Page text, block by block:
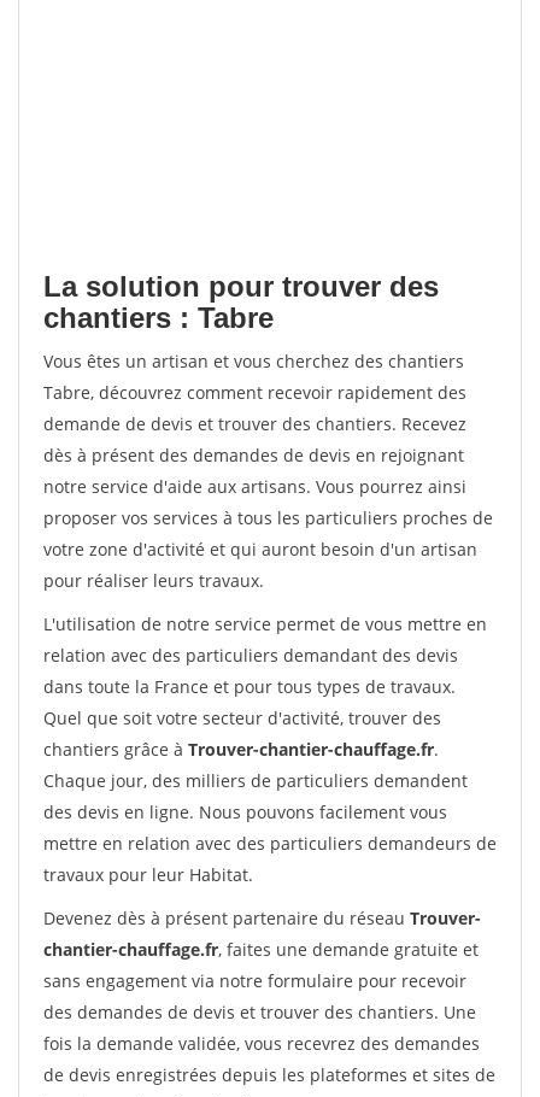
La solution pour trouver des
chantiers : Tabre
Vous êtes un artisan et vous cherchez des chantiers
Tabre, découvrez comment recevoir rapidement des
demande de devis et trouver des chantiers. Recevez
dès à présent des demandes de devis en rejoignant
notre service d'aide aux artisans. Vous pourrez ainsi
proposer vos services à tous les particuliers proches de
votre zone d'activité et qui auront besoin d'un artisan
pour réaliser leurs travaux.
L'utilisation de notre service permet de vous mettre en
relation avec des particuliers demandant des devis
dans toute la France et pour tous types de travaux.
Quel que soit votre secteur d'activité, trouver des
chantiers grâce à Trouver-chantier-chauffage.fr.
Chaque jour, des milliers de particuliers demandent
des devis en ligne. Nous pouvons facilement vous
mettre en relation avec des particuliers demandeurs de
travaux pour leur Habitat.
Devenez dès à présent partenaire du réseau Trouver-
chantier-chauffage.fr, faites une demande gratuite et
sans engagement via notre formulaire pour recevoir
des demandes de devis et trouver des chantiers. Une
fois la demande validée, vous recevrez des demandes
de devis enregistrées depuis les plateformes et sites de